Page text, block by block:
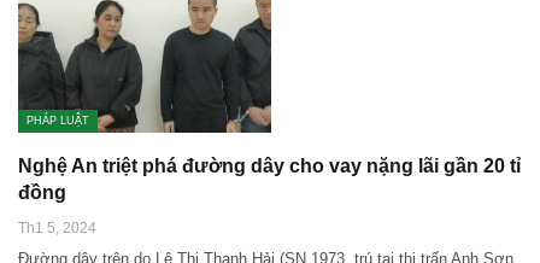
PHÁP LUẬT
Nghệ An triệt phá đường dây cho vay nặng lãi gần 20 tỉ
đồng
Th1 5, 2024
Đường dây trên do Lê Thị Thanh Hải (SN 1973, trú tại thị trấn Anh Sơn,